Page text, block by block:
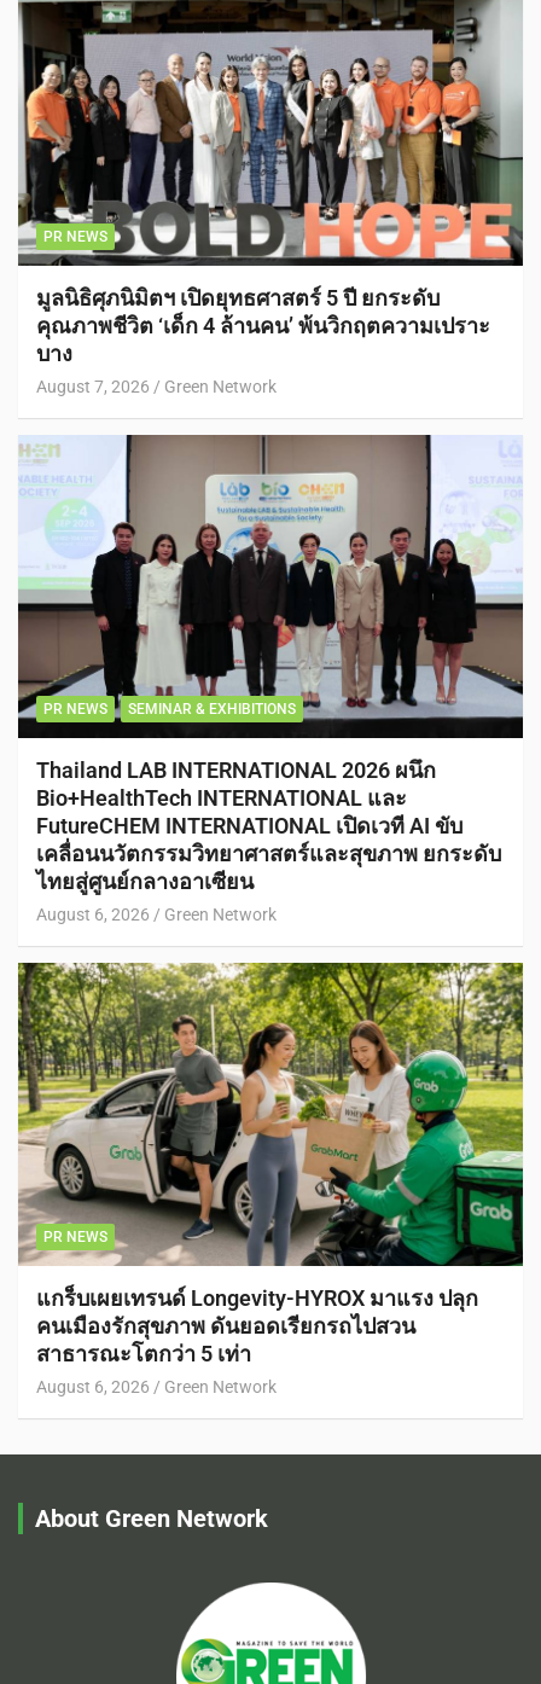
PR NEWS
มูลนิธิศุภนิมิตฯ เปิดยุทธศาสตร์ 5 ปี ยกระดับ
คุณภาพชีวิต ‘เด็ก 4 ล้านคน’ พ้นวิกฤตความเปราะ
บาง
August 7, 2026 Green Network
PR NEWS SEMINAR & EXHIBITIONS
Thailand LAB INTERNATIONAL 2026 ผนึก
Bio+HealthTech INTERNATIONAL และ
FutureCHEM INTERNATIONAL เปิดเวที AI ขับ
เคลื่อนนวัตกรรมวิทยาศาสตร์และสุขภาพ ยกระดับ
ไทยสู่ศูนย์กลางอาเซียน
August 6, 2026 Green Network
PR NEWS
แกร็บเผยเทรนด์ Longevity-HYROX มาแรง ปลุก
คนเมืองรักสุขภาพ ดันยอดเรียกรถไปสวน
สาธารณะโตกว่า 5 เท่า
August 6, 2026 Green Network
About Green Network